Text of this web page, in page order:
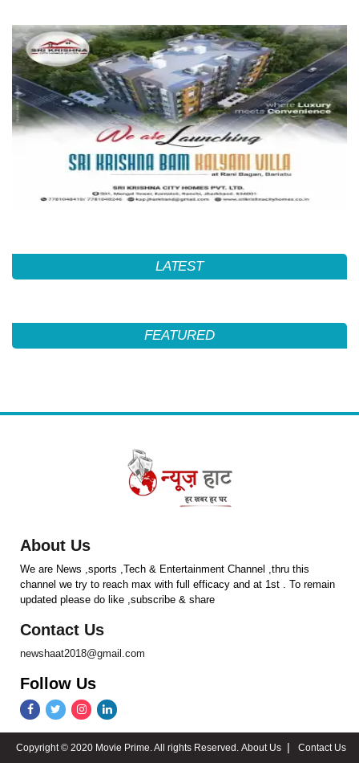
LATEST
FEATURED
About Us
We are News ,sports ,Tech & Entertainment Channel ,thru this
channel we try to reach max with full efficacy and at 1st . To remain
updated please do like ,subscribe & share
Contact Us
newshaat2018@gmail.com
Follow Us
Copyright © 2020 Movie Prime. All rights Reserved. About Us Contact Us